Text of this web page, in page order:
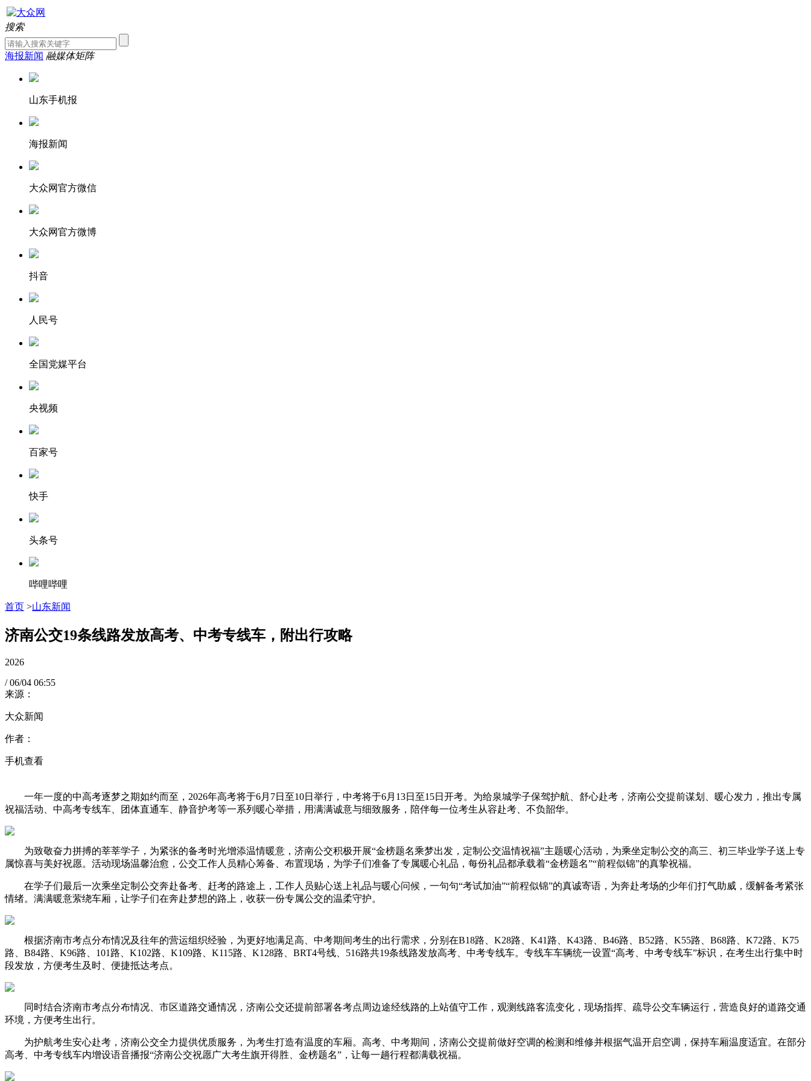
搜索
海报新闻 融媒体矩阵
山东手机报
海报新闻
大众网官方微信
大众网官方微博
抖音
人民号
全国党媒平台
央视频
百家号
快手
头条号
哔哩哔哩
首页 >山东新闻
济南公交19条线路发放高考、中考专线车，附出行攻略
2026
/ 06/04 06:55
来源：
大众新闻
作者：
手机查看
一年一度的中高考逐梦之期如约而至，2026年高考将于6月7日至10日举行，中考将于6月13日至15日开考。为给泉城学子保驾护航、舒心赴考，济南公交提前谋划、暖心发力，推出专属
祝福活动、中高考专线车、团体直通车、静音护考等一系列暖心举措，用满满诚意与细致服务，陪伴每一位考生从容赴考、不负韶华。
为致敬奋力拼搏的莘莘学子，为紧张的备考时光增添温情暖意，济南公交积极开展“金榜题名乘梦出发，定制公交温情祝福”主题暖心活动，为乘坐定制公交的高三、初三毕业学子送上专
属惊喜与美好祝愿。活动现场温馨治愈，公交工作人员精心筹备、布置现场，为学子们准备了专属暖心礼品，每份礼品都承载着“金榜题名”“前程似锦”的真挚祝福。
在学子们最后一次乘坐定制公交奔赴备考、赶考的路途上，工作人员贴心送上礼品与暖心问候，一句句“考试加油”“前程似锦”的真诚寄语，为奔赴考场的少年们打气助威，缓解备考紧张
情绪。满满暖意萦绕车厢，让学子们在奔赴梦想的路上，收获一份专属公交的温柔守护。
根据济南市考点分布情况及往年的营运组织经验，为更好地满足高、中考期间考生的出行需求，分别在B18路、K28路、K41路、K43路、B46路、B52路、K55路、B68路、K72路、K75
路、B84路、K96路、101路、K102路、K109路、K115路、K128路、BRT4号线、516路共19条线路发放高考、中考专线车。专线车车辆统一设置“高考、中考专线车”标识，在考生出行集中时
段发放，方便考生及时、便捷抵达考点。
同时结合济南市考点分布情况、市区道路交通情况，济南公交还提前部署各考点周边途经线路的上站值守工作，观测线路客流变化，现场指挥、疏导公交车辆运行，营造良好的道路交通
环境，方便考生出行。
为护航考生安心赴考，济南公交全力提供优质服务，为考生打造有温度的车厢。高考、中考期间，济南公交提前做好空调的检测和维修并根据气温开启空调，保持车厢温度适宜。在部分
高考、中考专线车内增设语音播报“济南公交祝愿广大考生旗开得胜、金榜题名”，让每一趟行程都满载祝福。